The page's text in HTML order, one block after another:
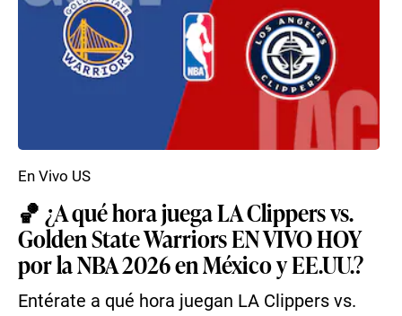
🏀 ¿A qué hora juega LA Clippers vs.
Golden State Warriors EN VIVO HOY
por la NBA 2026 en México y EE.UU.?
Entérate a qué hora juegan LA Clippers vs.
En Vivo US